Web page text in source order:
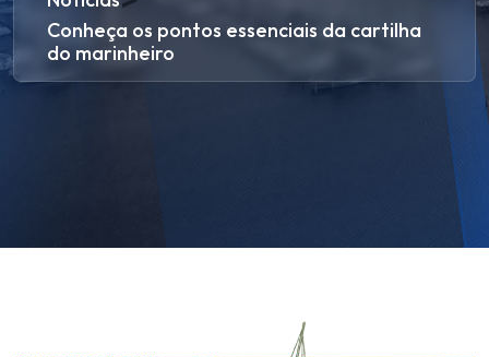
Conheça os pontos essenciais da cartilha
do marinheiro